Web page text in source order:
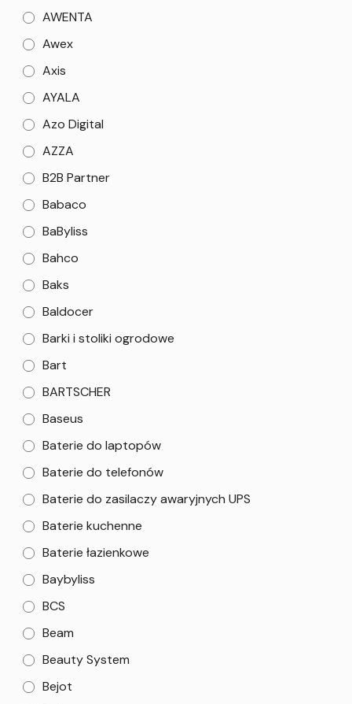
AWENTA
Awex
Axis
AYALA
Azo Digital
AZZA
B2B Partner
Babaco
BaByliss
Bahco
Baks
Baldocer
Barki i stoliki ogrodowe
Bart
BARTSCHER
Baseus
Baterie do laptopów
Baterie do telefonów
Baterie do zasilaczy awaryjnych UPS
Baterie kuchenne
Baterie łazienkowe
Baybyliss
BCS
Beam
Beauty System
Bejot